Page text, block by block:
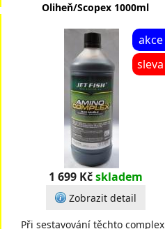
Oliheň/Scopex 1000ml
akce
sleva
1 699 Kč skladem
Zobrazit detail
Při sestavování těchto